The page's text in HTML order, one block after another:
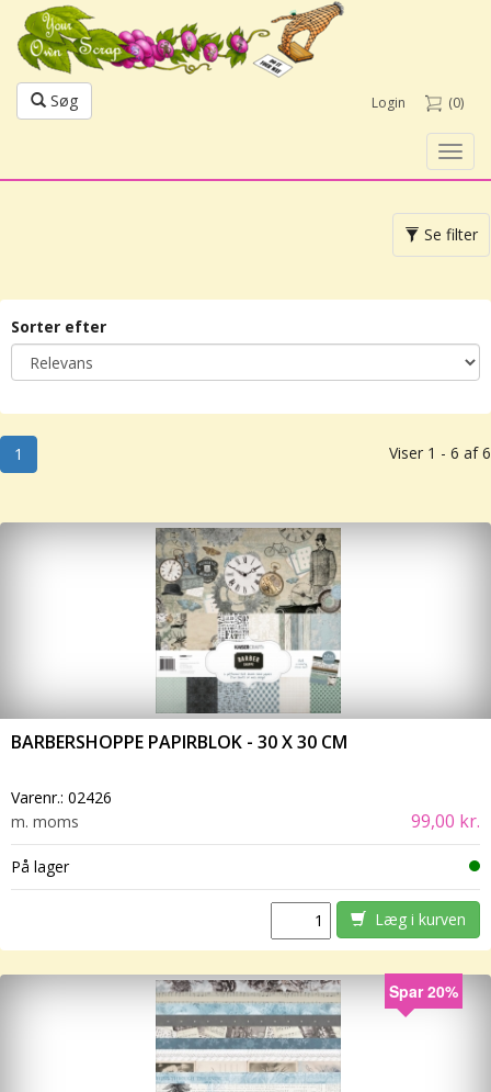
Søg Login (0)
Toggle
navigation
Se filter
Sorter efter
Viser 1 - 6 af 6
1
BARBERSHOPPE PAPIRBLOK - 30 X 30 CM
Varenr.: 02426
m. moms
99,00 kr.
På lager
Læg i kurven
Spar 20%